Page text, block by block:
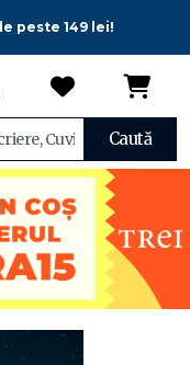
peste 149 lei!
Caută